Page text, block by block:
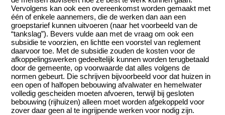
Vervolgens kan ook een overeenkomst worden gemaakt met
één of enkele aannemers, die de werken dan aan een
groepstarief kunnen uitvoeren (naar het voorbeeld van de
“tankslag”). Bevers vulde aan met de vraag om ook een
subsidie te voorzien, en lichtte een voorstel van reglement
daarvoor toe. Met de subsidie zouden de kosten voor de
afkoppelingswerken gedeeltelijk kunnen worden terugbetaald
door de gemeente, op voorwaarde dat alles volgens de
normen gebeurt. Die schrijven bijvoorbeeld voor dat huizen in
een open of halfopen bebouwing afvalwater en hemelwater
volledig gescheiden moeten afvoeren, terwijl bij gesloten
bebouwing (rijhuizen) alleen moet worden afgekoppeld voor
zover daar geen al te ingrijpende werken voor nodig zijn.